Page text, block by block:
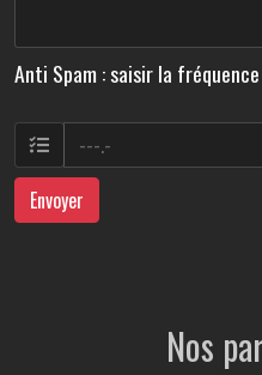
Anti Spam : saisir la
Envoyer
Nos